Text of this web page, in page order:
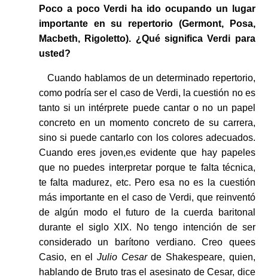
Poco a poco Verdi ha ido ocupando un lugar
importante en su repertorio (Germont, Posa,
Macbeth, Rigoletto). ¿Qué significa Verdi para
usted?
Cuando hablamos de un determinado repertorio,
como podría ser el caso de Verdi, la cuestión no es
tanto si un intérprete puede cantar o no un papel
concreto en un momento concreto de su carrera,
sino si puede cantarlo con los colores adecuados.
Cuando eres joven,es evidente que hay papeles
que no puedes interpretar porque te falta técnica,
te falta madurez, etc. Pero esa no es la cuestión
más importante en el caso de Verdi, que reinventó
de algún modo el futuro de la cuerda baritonal
durante el siglo XIX. No tengo intención de ser
considerado un barítono verdiano. Creo quees
Casio, en el Julio Cesarde Shakespeare, quien,
hablando de Bruto tras el asesinato de Cesar, dice